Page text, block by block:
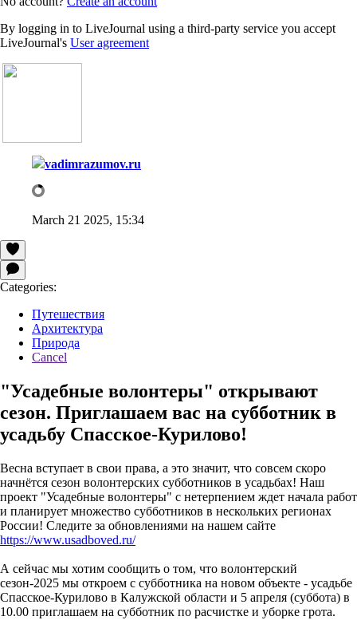
By logging in to LiveJournal using a third-party service you accept
LiveJournal's User agreement
vadimrazumov.ru
March 21 2025, 15:34
Categories:
Путешествия
Архитектура
Природа
Cancel
"Усадебные волонтеры" открывают
сезон. Приглашаем вас на субботник в
усадьбу Спасское-Курилово!
Весна вступает в свои права, а это значит, что совсем скоро
начнётся сезон волонтерских субботников в усадьбах! Наш
проект "Усадебные волонтеры" с нетерпением ждет начала работ
и планирует множество субботников в нескольких регионах
России! Следите за обновлениями на нашем сайте
https://www.usadboved.ru/
А сейчас мы хотим сообщить о том, что волонтерский
сезон-2025 мы откроем с субботника на новом объекте - усадьбе
Спасское-Курилово в Калужской области и 5 апреля (суббота) в
10.00 приглашаем на субботник по расчистке и уборке грота.